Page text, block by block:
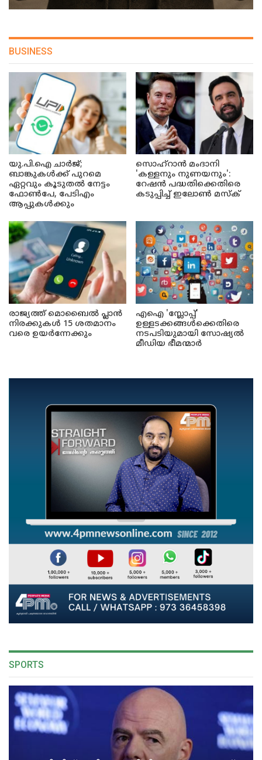
BUSINESS
യു.പി.ഐ ചാർജ്;
ബാങ്കുകൾക്ക് പുറമെ
ഏറ്റവും കൂടുതൽ നേട്ടം
ഫോൺപേ, പേടിഎം
ആപ്പുകൾക്കും
സൊഹ്റാൻ മംദാനി
'കള്ളനും നുണയനും':
റേഷൻ പദ്ധതിക്കെതിരെ
കടുപ്പിച്ച് ഇലോൺ മസ്ക്
രാജ്യത്ത് മൊബൈൽ പ്ലാൻ
നിരക്കുകൾ 15 ശതമാനം
വരെ ഉയർന്നേക്കും
എഐ 'സ്ലോപ്പ്'
ഉള്ളടക്കങ്ങൾക്കെതിരെ
നടപടിയുമായി സോഷ്യൽ
മീഡിയ ഭീമന്മാർ
SPORTS